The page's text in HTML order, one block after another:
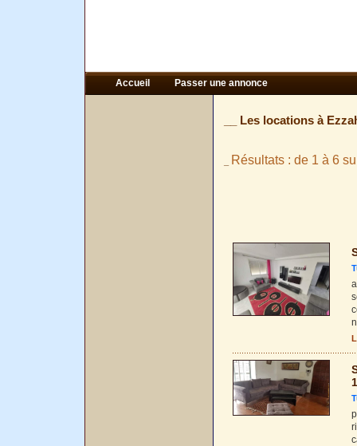
Accueil Passer une annonce
__ Les locations à
Résultats : de 1 à 6